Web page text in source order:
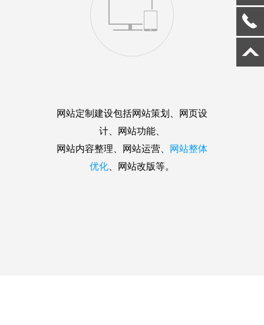
网站定制建设包括网站策划、网页设
计、网站功能、
网站内容整理、网站运营、
网站整体
优化 、网站改版等。